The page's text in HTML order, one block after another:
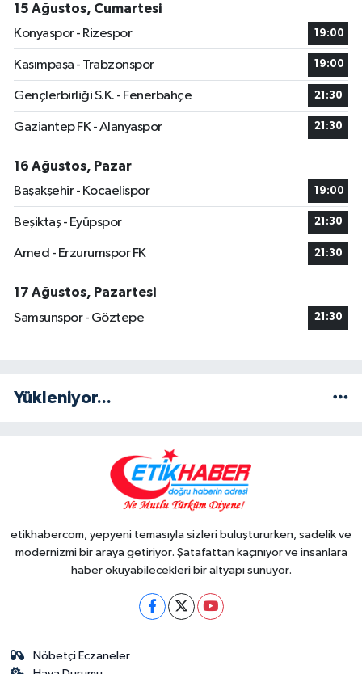
15 Ağustos, Cumartesi
Konyaspor - Rizespor
19:00
Kasımpaşa - Trabzonspor 19:00
Gençlerbirliği S.K. - Fenerbahçe 21:30
Gaziantep FK - Alanyaspor 21:30
16 Ağustos, Pazar
Başakşehir - Kocaelispor
19:00
Beşiktaş - Eyüpspor 21:30
Amed - Erzurumspor FK 21:30
17 Ağustos, Pazartesi
Samsunspor - Göztepe
21:30
Yükleniyor...
etikhabercom, yepyeni temasıyla sizleri buluştururken, sadelik ve
modernizmi bir araya getiriyor. Şatafattan kaçınıyor ve insanlara
haber okuyabilecekleri bir altyapı sunuyor.
Nöbetçi Eczaneler